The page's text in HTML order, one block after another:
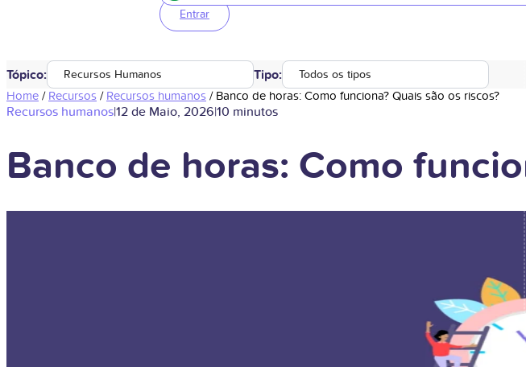
Entrar
Tópico: Recursos Humanos Tipo: Todos os tipos
Home / Recursos / Recursos humanos / Banco de horas: Como funciona? Quais são os riscos?
Recursos humanos|12 de Maio, 2026|10 minutos
Banco de horas: Como